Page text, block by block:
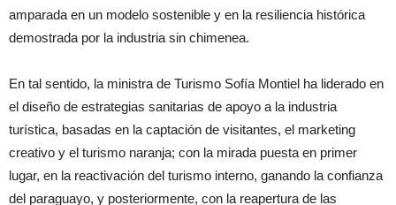
amparada en un modelo sostenible y en la resiliencia histórica
demostrada por la industria sin chimenea.
En tal sentido, la ministra de Turismo Sofía Montiel ha liderado en
el diseño de estrategias sanitarias de apoyo a la industria
turística, basadas en la captación de visitantes, el marketing
creativo y el turismo naranja; con la mirada puesta en primer
lugar, en la reactivación del turismo interno, ganando la confianza
del paraguayo, y posteriormente, con la reapertura de las